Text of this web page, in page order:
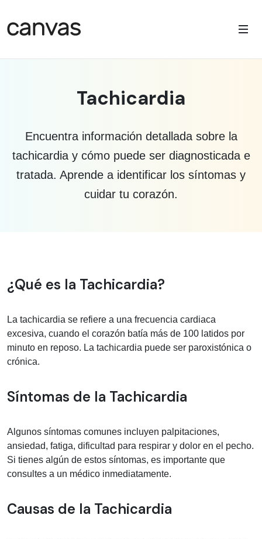
Tachicardia
Encuentra información detallada sobre la
tachicardia y cómo puede ser diagnosticada e
tratada. Aprende a identificar los síntomas y
cuidar tu corazón.
Información médica sobre
¿Qué es la Tachicardia?
La tachicardia se refiere a una frecuencia cardiaca
excesiva, cuando el corazón batía más de 100 latidos por
minuto en reposo. La tachicardia puede ser paroxistónica o
crónica.
Síntomas de la Tachicardia
Algunos síntomas comunes incluyen palpitaciones,
ansiedad, fatiga, dificultad para respirar y dolor en el pecho.
Si tienes algún de estos síntomas, es importante que
consultes a un médico inmediatamente.
Causas de la Tachicardia